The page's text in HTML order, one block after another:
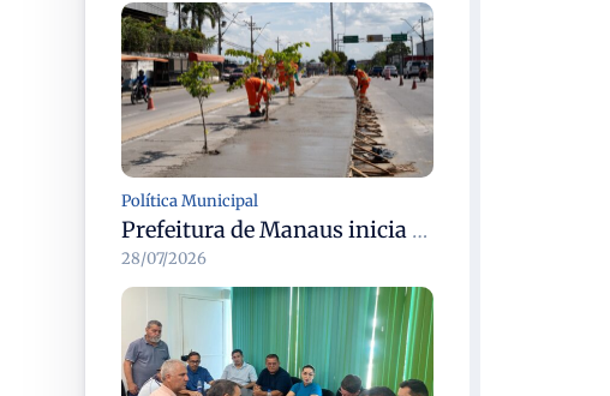
Política Municipal
Prefeitura de Manaus inicia revitalização dos canteiros centrais em dez corredores viários da cidade
28/07/2026